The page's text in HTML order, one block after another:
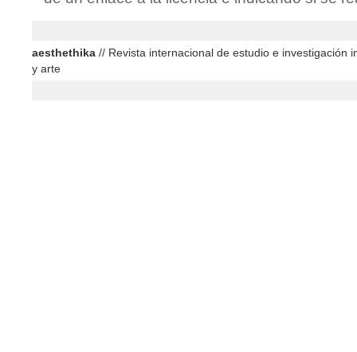
aesthethika // Revista internacional de estudio e investigación
y arte